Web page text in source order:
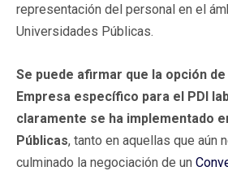
representación del personal en el
Universidades Públicas.
Se puede afirmar que la opción
Empresa específico para el PDI
claramente se ha implementado
Públicas, tanto en aquellas que aún
culminado la negociación de un